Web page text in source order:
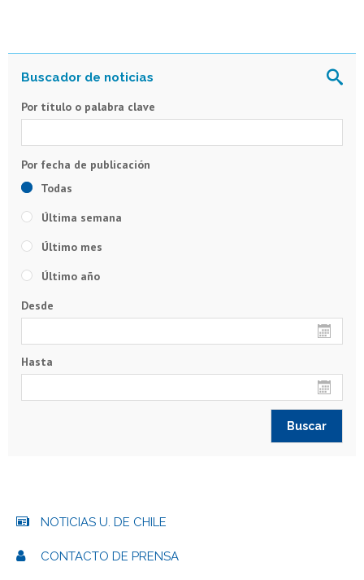
Por título o palabra clave
Todas
Última semana
Último mes
Último año
Desde
Hasta
NOTICIAS U. DE CHILE
CONTACTO DE PRENSA